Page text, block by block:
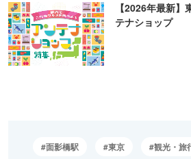
【2026年最新
テナショップ
面影橋駅 東京 観光・旅